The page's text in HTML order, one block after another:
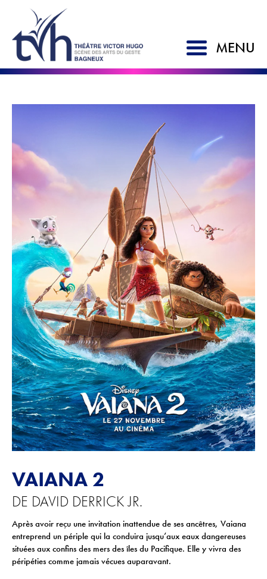
MENU
LE TVH
Historique
L'équipe
Partenaires
Artistes associés
ACTIONS CULTURELLES
Les actions de la saison
Pratique du théâtre, mime et geste
Les actions passées
CINÉMA
Programmation
Tarifs
Réservation
Contacts / Accès
Téléchargements
Lettre d'info
VAIANA 2
DE DAVID DERRICK JR.
Après avoir reçu une invitation inattendue de ses ancêtres, Vaiana
entreprend un périple qui la conduira jusqu’aux eaux dangereuses
situées aux confins des mers des îles du Pacifique. Elle y vivra des
péripéties comme jamais vécues auparavant.